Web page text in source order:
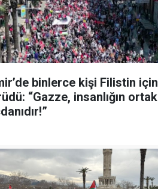
binlerce kişi Filistin için
“Gazze, insanlığın ortak